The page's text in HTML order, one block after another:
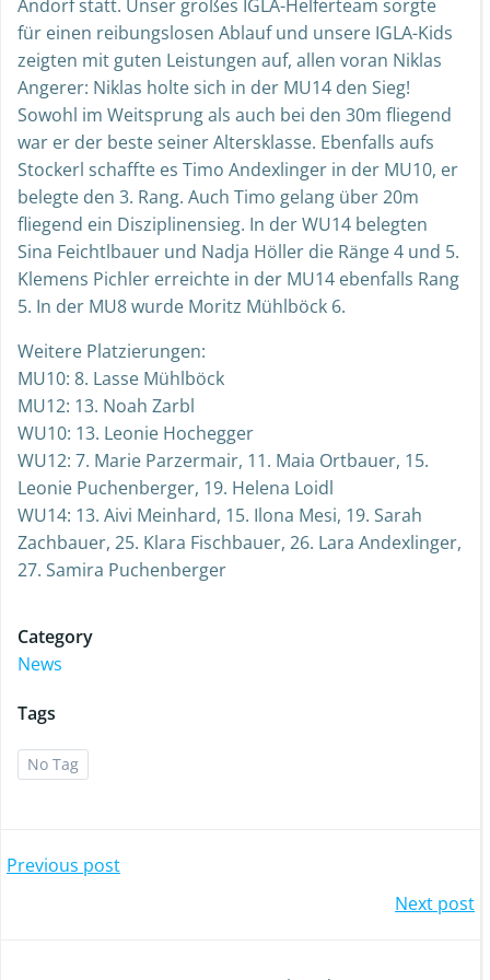
Andorf statt. Unser großes IGLA-Helferteam sorgte
für einen reibungslosen Ablauf und unsere IGLA-Kids
zeigten mit guten Leistungen auf, allen voran Niklas
Angerer: Niklas holte sich in der MU14 den Sieg!
Sowohl im Weitsprung als auch bei den 30m fliegend
war er der beste seiner Altersklasse. Ebenfalls aufs
Stockerl schaffte es Timo Andexlinger in der MU10, er
belegte den 3. Rang. Auch Timo gelang über 20m
fliegend ein Disziplinensieg. In der WU14 belegten
Sina Feichtlbauer und Nadja Höller die Ränge 4 und 5.
Klemens Pichler erreichte in der MU14 ebenfalls Rang
5. In der MU8 wurde Moritz Mühlböck 6.
Weitere Platzierungen:
MU10: 8. Lasse Mühlböck
MU12: 13. Noah Zarbl
WU10: 13. Leonie Hochegger
WU12: 7. Marie Parzermair, 11. Maia Ortbauer, 15.
Leonie Puchenberger, 19. Helena Loidl
WU14: 13. Aivi Meinhard, 15. Ilona Mesi, 19. Sarah
Zachbauer, 25. Klara Fischbauer, 26. Lara Andexlinger,
27. Samira Puchenberger
Category
News
Tags
No Tag
Post
Previous post
Next post